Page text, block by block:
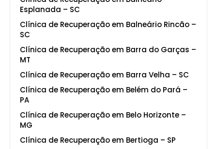
Esplanada – SC
Clínica de Recuperação em Balneário Rincão –
SC
Clínica de Recuperação em Barra do Garças –
MT
Clínica de Recuperação em Barra Velha – SC
Clínica de Recuperação em Belém do Pará –
PA
Clínica de Recuperação em Belo Horizonte –
MG
Clínica de Recuperação em Bertioga – SP